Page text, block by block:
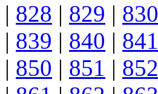
| 828 | 829 | 830
| 839 | 840 | 841
| 850 | 851 | 852